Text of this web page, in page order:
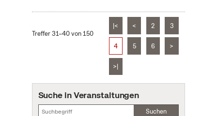
Treffer 31–40 von 150
|< < 2 3
4 5 6 >
>|
Suche in Veranstaltungen
Suchen